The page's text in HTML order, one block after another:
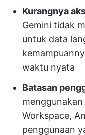
Kurangnya
Gemini tidak
untuk data
waktu nyata
Batasan
Workspace,
penggunaan